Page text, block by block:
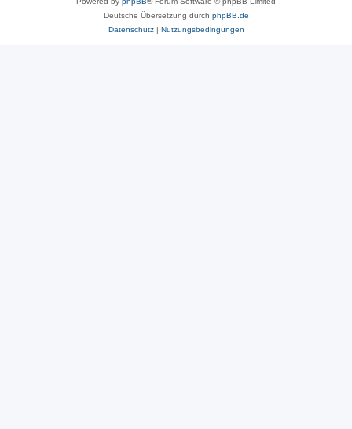
Deutsche Übersetzung durch phpBB.de
Datenschutz| Nutzungsbedingungen